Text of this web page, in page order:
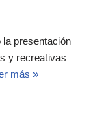
la presentación
y recreativas
más »